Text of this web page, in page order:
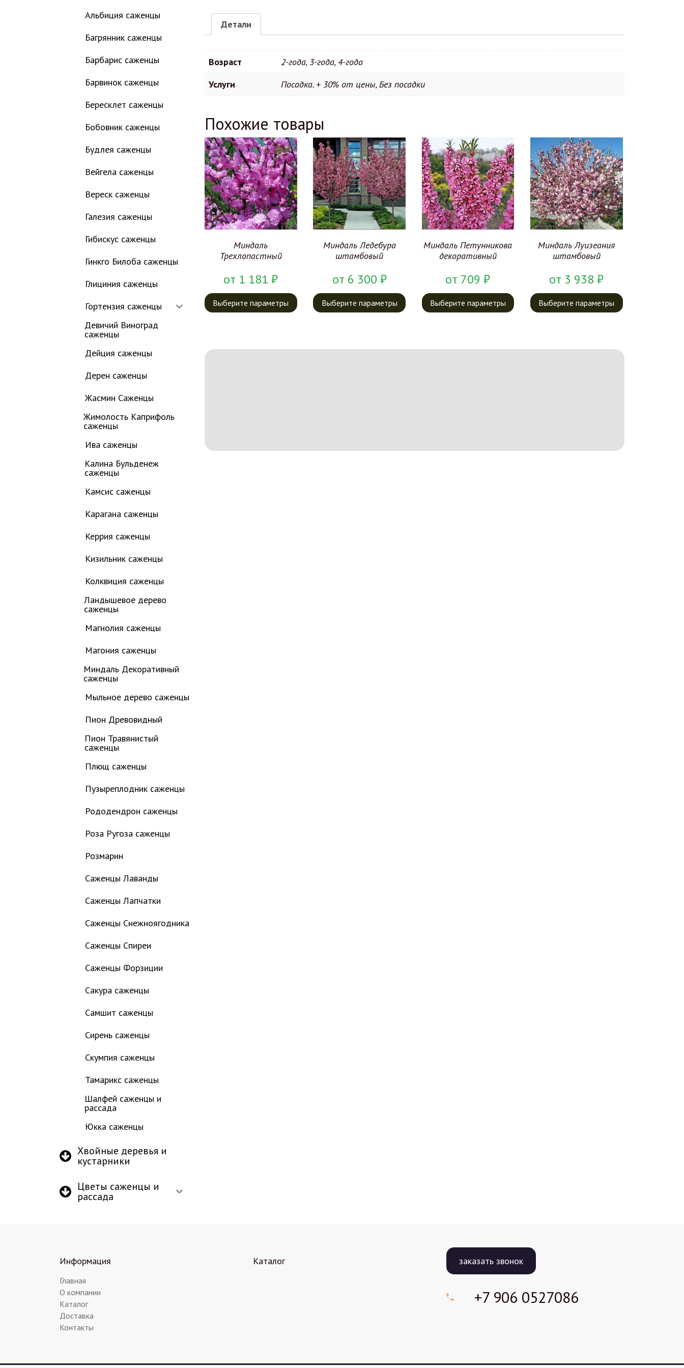
Альбиция саженцы
Багрянник саженцы
Барбарис саженцы
Барвинок саженцы
Бересклет саженцы
Бобовник саженцы
Будлея саженцы
Вейгела саженцы
Вереск саженцы
Галезия саженцы
Гибискус саженцы
Гинкго Билоба саженцы
Глициния саженцы
Гортензия саженцы
Девичий Виноград
саженцы
Дейция саженцы
Дерен саженцы
Жасмин Саженцы
Жимолость Каприфоль
саженцы
Ива саженцы
Калина Бульденеж
саженцы
Камсис саженцы
Карагана саженцы
Керрия саженцы
Кизильник саженцы
Колквиция саженцы
Ландышевое дерево
саженцы
Магнолия саженцы
Магония саженцы
Миндаль Декоративный
саженцы
Мыльное дерево саженцы
Пион Древовидный
Пион Травянистый
саженцы
Плющ саженцы
Пузыреплодник саженцы
Рододендрон саженцы
Роза Ругоза саженцы
Розмарин
Саженцы Лаванды
Саженцы Лапчатки
Саженцы Снежноягодника
Саженцы Спиреи
Саженцы Форзиции
Сакура саженцы
Самшит саженцы
Сирень саженцы
Скумпия саженцы
Тамарикс саженцы
Шалфей саженцы и
рассада
Юкка саженцы
Хвойные деревья и
кустарники
Цветы саженцы и
рассада
Детали
Возраст
2-года, 3-года, 4-года
Услуги
Посадка. + 30% от цены, Без посадки
Похожие товары
Миндаль
Трехлопастный
от 1 181₽
Выберите параметры
Миндаль Ледебура
штамбовый
от 6 300 ₽
Выберите параметры
Миндаль Петунникова
декоративный
от 709₽
Выберите параметры
Миндаль Луизеания
штамбовый
от 3 938₽
Выберите параметры
Информация
Главная
О компании
Каталог
Доставка
Контакты
Каталог заказать звонок
+7 906 0527086